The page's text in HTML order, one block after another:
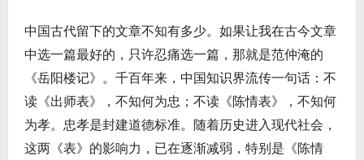
中国古代留下的文章不知有多少。如果让我在古今文章
中选一篇最好的，只许忍痛选一篇，那就是范仲淹的
《岳阳楼记》。千百年来，中国知识界流传一句话：不
读《出师表》，不知何为忠；不读《陈情表》，不知何
为孝。忠孝是封建道德标准。随着历史进入现代社会，
这两《表》的影响力，已在逐渐减弱，特别是《陈情